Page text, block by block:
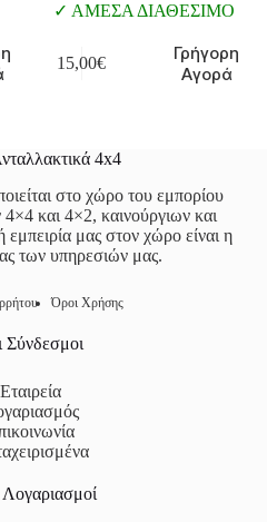
ΑΜΕΣΑ ΔΙΑΘΕΣΙΜΟ
15,00€
Γρήγορη
Αγορά
4x4
στο χώρο του εμπορίου
και 4×2, καινούργιων και
μας στον χώρο είναι η
των υπηρεσιών μας.
Όροι Χρήσης
Σύνδεσμοι
Εταιρεία
Λογαριασμοί